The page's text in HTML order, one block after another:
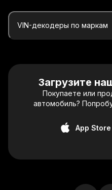
VIN-декодеры по маркам
Загрузите
Покупаете или
автомобиль?
App Store